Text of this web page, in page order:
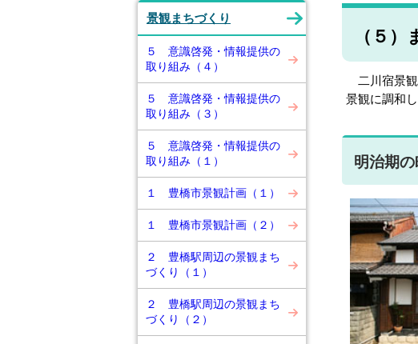
景観まちづくり
５ 意識啓発・情報提供の
取り組み（４）
５ 意識啓発・情報提供の
取り組み（３）
５ 意識啓発・情報提供の
取り組み（１）
１ 豊橋市景観計画（１）
１ 豊橋市景観計画（２）
２ 豊橋駅周辺の景観まち
づくり（１）
２ 豊橋駅周辺の景観まち
づくり（２）
（５
二川宿景観
景観に調和
明治期の